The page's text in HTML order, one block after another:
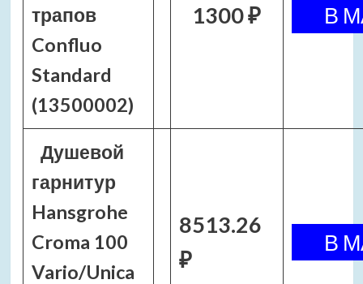
трапов
Confluo
Standard
(13500002)
1300 ₽
Душевой
гарнитур
Hansgrohe
Croma 100
Vario/Unica
8513.26
₽